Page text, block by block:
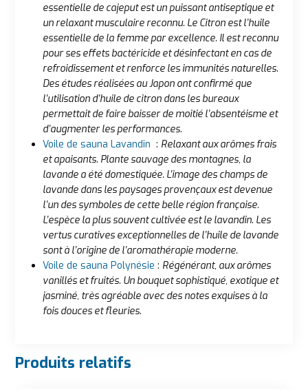
essentielle de cajeput est un puissant antiseptique et
un relaxant musculaire reconnu. Le Citron est l’huile
essentielle de la femme par excellence. Il est reconnu
pour ses effets bactéricide et désinfectant en cas de
refroidissement et renforce les immunités naturelles.
Des études réalisées au Japon ont confirmé que
l’utilisation d’huile de citron dans les bureaux
permettait de faire baisser de moitié l’absentéisme et
d’augmenter les performances.
Voile de sauna Lavandin : Relaxant aux arômes frais
et apaisants. Plante sauvage des montagnes, la
lavande a été domestiquée. L’image des champs de
lavande dans les paysages provençaux est devenue
l’un des symboles de cette belle région française.
L’espèce la plus souvent cultivée est le lavandin. Les
vertus curatives exceptionnelles de l’huile de lavande
sont à l’origine de l’aromathérapie moderne.
Voile de sauna Polynésie : Régénérant, aux arômes
vanillés et fruités. Un bouquet sophistiqué, exotique et
jasminé, très agréable avec des notes exquises à la
fois douces et fleuries.
Produits relatifs